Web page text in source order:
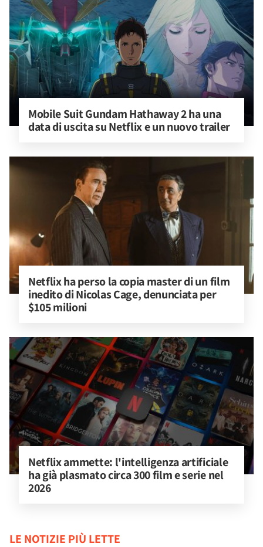
Mobile Suit Gundam Hathaway 2 ha una
data di uscita su Netflix e un nuovo trailer
Netflix ha perso la copia master di un film
inedito di Nicolas Cage, denunciata per
$105 milioni
Netflix ammette: l'intelligenza artificiale
ha già plasmato circa 300 film e serie nel
2026
LE NOTIZIE PIÙ LETTE